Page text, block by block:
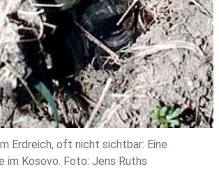
Erdreich, oft nicht sichtbar: Eine
im Kosovo. Foto: Jens Ruths